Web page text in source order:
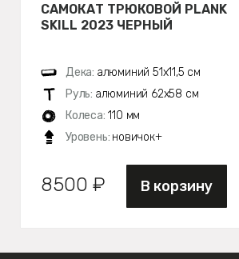
САМОКАТ ТРЮКОВОЙ PLANK
SKILL 2023 ЧЕРНЫЙ
Дека: алюминий 51х11,5 см
Руль: алюминий 62х58 см
Колеса: 110 мм
Уровень: новичок+
8500 ₽ В корзину